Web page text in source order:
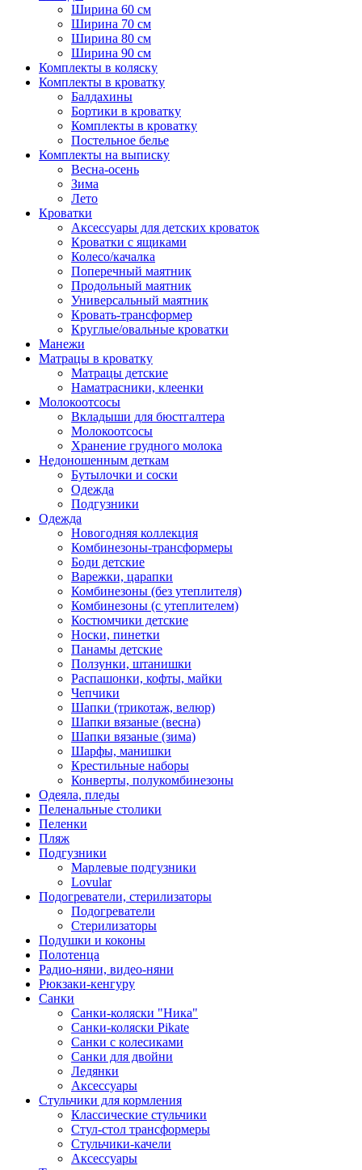
Ширина 60 см
Ширина 70 см
Ширина 80 см
Ширина 90 см
Комплекты в коляску
Комплекты в кроватку
Балдахины
Бортики в кроватку
Комплекты в кроватку
Постельное белье
Комплекты на выписку
Весна-осень
Зима
Лето
Кроватки
Аксессуары для детских кроваток
Кроватки с ящиками
Колесо/качалка
Поперечный маятник
Продольный маятник
Универсальный маятник
Кровать-трансформер
Круглые/овальные кроватки
Манежи
Матрацы в кроватку
Матрацы детские
Наматрасники, клеенки
Молокоотсосы
Вкладыши для бюстгалтера
Молокоотсосы
Хранение грудного молока
Недоношенным деткам
Бутылочки и соски
Одежда
Подгузники
Одежда
Новогодняя коллекция
Комбинезоны-трансформеры
Боди детские
Варежки, царапки
Комбинезоны (без утеплителя)
Комбинезоны (с утеплителем)
Костюмчики детские
Носки, пинетки
Панамы детские
Ползунки, штанишки
Распашонки, кофты, майки
Чепчики
Шапки (трикотаж, велюр)
Шапки вязаные (весна)
Шапки вязаные (зима)
Шарфы, манишки
Крестильные наборы
Конверты, полукомбинезоны
Одеяла, пледы
Пеленальные столики
Пеленки
Пляж
Подгузники
Марлевые подгузники
Lovular
Подогреватели, стерилизаторы
Подогреватели
Стерилизаторы
Подушки и коконы
Полотенца
Радио-няни, видео-няни
Рюкзаки-кенгуру
Санки
Санки-коляски "Ника"
Санки-коляски Pikate
Санки с колесиками
Санки для двойни
Ледянки
Аксессуары
Стульчики для кормления
Классические стульчики
Стул-стол трансформеры
Стульчики-качели
Аксессуары